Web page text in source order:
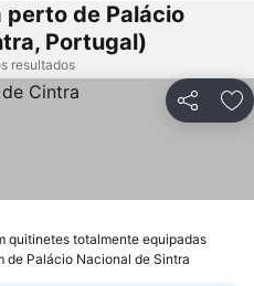
perto de Palácio
Portugal)
resultados
Partilhar
quitinetes totalmente equipadas
de Palácio Nacional de Sintra